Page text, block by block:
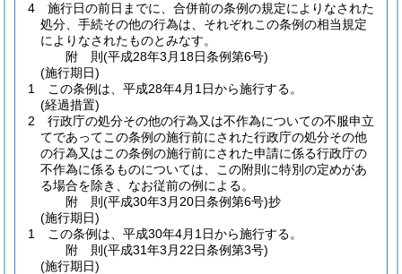
4
施行日の前日までに、合併前の条例の規定によりなされた
処分、手続その他の行為は、それぞれこの条例の相当規定
によりなされたものとみなす。
附 則(平成28年3月18日条例第6号)
(施行期日)
1
この条例は、平成28年4月1日から施行する。
(経過措置)
2
行政庁の処分その他の行為又は不作為についての不服申立
てであってこの条例の施行前にされた行政庁の処分その他
の行為又はこの条例の施行前にされた申請に係る行政庁の
不作為に係るものについては、この附則に特別の定めがあ
る場合を除き、なお従前の例による。
附 則(平成30年3月20日条例第6号)抄
(施行期日)
1
この条例は、平成30年4月1日から施行する。
附 則(平成31年3月22日条例第3号)
(施行期日)